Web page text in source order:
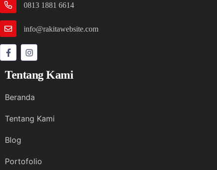
0813 1881 6614
info@rakitawebsite.com
Tentang Kami
Beranda
Tentang Kami
Blog
Portofolio